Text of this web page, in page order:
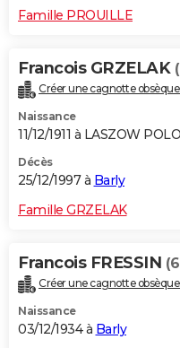
Famille PROUILLE
Francois GRZELAK
Créer une cagnotte
Naissance
11/12/1911 à LASZOW
Décès
25/12/1997 à Barly
Famille GRZELAK
Francois FRESSIN
Créer une cagnotte
Naissance
03/12/1934 à Barly